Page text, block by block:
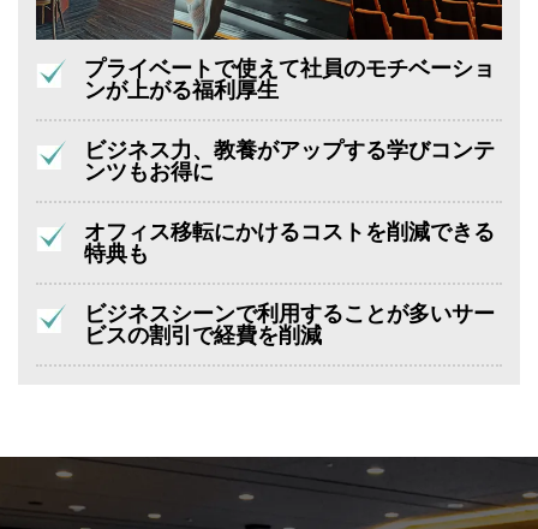
プライベートで使えて社員のモチベーショ
ンが上がる福利厚生
ビジネス力、教養がアップする学びコンテ
ンツもお得に
オフィス移転にかけるコストを削減できる
特典も
ビジネスシーンで利用することが多いサー
ビスの割引で経費を削減